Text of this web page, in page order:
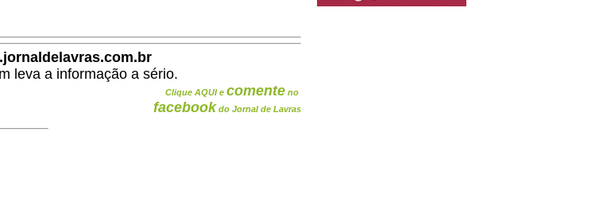
leva a informação a sério.
Clique AQUI e comente no
facebook do Jornal de Lavras